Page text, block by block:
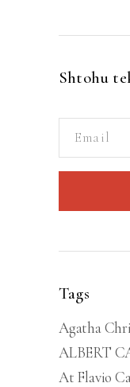
Shtohu
Tags
Agatha
ALBERT
At Flavio